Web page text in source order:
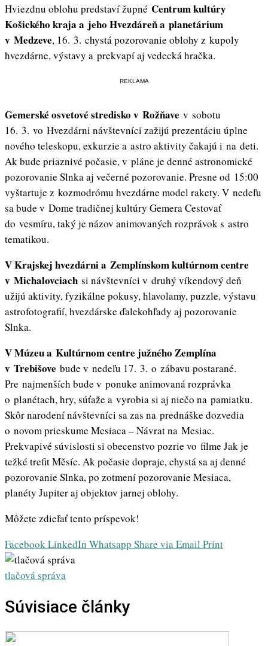
Hviezdnu oblohu predstaví župné Centrum kultúry
Košického kraja a jeho Hvezdáreň a planetárium
v Medzeve, 16. 3. chystá pozorovanie oblohy z kupoly
hvezdárne, výstavy a prekvapí aj vedecká hračka.
REKLAMA
Gemerské osvetové stredisko v Rožňave v sobotu
16. 3. vo Hvezdárni návštevníci zažijú prezentáciu úplne
nového teleskopu, exkurzie a astro aktivity čakajú i na deti.
Ak bude priaznivé počasie, v pláne je denné astronomické
pozorovanie Slnka aj večerné pozorovanie. Presne od 15:00
vyštartuje z kozmodrómu hvezdárne model rakety. V nedeľu
sa bude v Dome tradičnej kultúry Gemera Cestovať
do vesmíru, taký je názov animovaných rozprávok s astro
tematikou.
V Krajskej hvezdárni a Zemplínskom kultúrnom centre
v Michalovciach si návštevníci v druhý víkendový deň
užijú aktivity, fyzikálne pokusy, hlavolamy, puzzle, výstavu
astrofotografií, hvezdárske ďalekohľady aj pozorovanie
Slnka.
V Múzeu a Kultúrnom centre južného Zemplína
v Trebišove bude v nedeľu 17. 3. o zábavu postarané.
Pre najmenších bude v ponuke animovaná rozprávka
o planétach, hry, súťaže a vyrobia si aj niečo na pamiatku.
Skôr narodení návštevníci sa zas na prednáške dozvedia
o novom prieskume Mesiaca – Návrat na Mesiac.
Prekvapivé súvislosti si obecenstvo pozrie vo filme Jak je
težké trefit Měsíc. Ak počasie dopraje, chystá sa aj denné
pozorovanie Slnka, po zotmení pozorovanie Mesiaca,
planéty Jupiter aj objektov jarnej oblohy.
Môžete zdieľať tento príspevok!
Facebook LinkedIn Whatsapp Share via Email Print
tlačová správa
Súvisiace články